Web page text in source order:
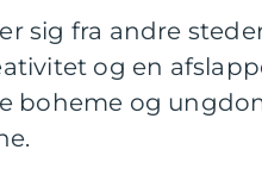
sig fra andre
og en
boheme og